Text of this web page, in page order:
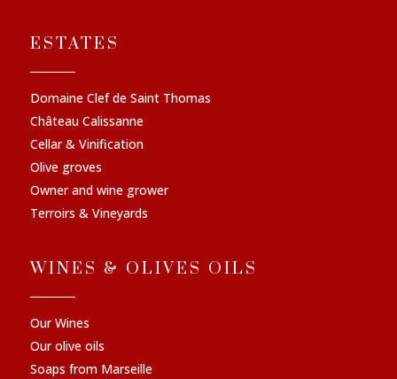
ESTATES
Domaine Clef de Saint Thomas
Château Calissanne
Cellar & Vinification
Olive groves
Owner and wine grower
Terroirs & Vineyards
WINES & OLIVES OILS
Our Wines
Our olive oils
Soaps from Marseille